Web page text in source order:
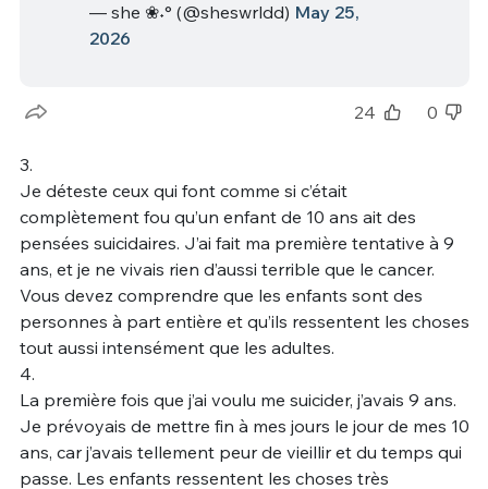
— she ❀˖° (@sheswrldd) May 25,
2026
24 0
3.
Je déteste ceux qui font comme si c’était
complètement fou qu’un enfant de 10 ans ait des
pensées suicidaires. J’ai fait ma première tentative à 9
ans, et je ne vivais rien d’aussi terrible que le cancer.
Vous devez comprendre que les enfants sont des
personnes à part entière et qu’ils ressentent les choses
tout aussi intensément que les adultes.
4.
La première fois que j’ai voulu me suicider, j’avais 9 ans.
Je prévoyais de mettre fin à mes jours le jour de mes 10
ans, car j’avais tellement peur de vieillir et du temps qui
passe. Les enfants ressentent les choses très